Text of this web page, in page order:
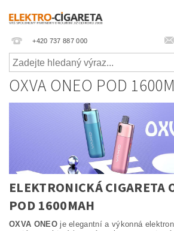
+420 737 887 000
OXVA ONEO POD
ELEKTRONICKÁ CIGARETA
POD 1600MAH
OXVA ONEOje elegantní a výkonná